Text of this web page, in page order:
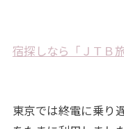
宿探しなら「ＪＴＢ
東京では終電に乗り